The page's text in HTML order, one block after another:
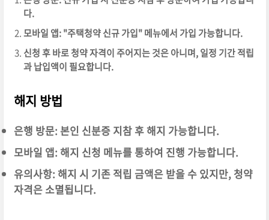
다.
모바일 앱: "주택청약 신규 가입" 메뉴에서 가입 가능합니다.
신청 후 바로 청약 자격이 주어지는 것은 아니며, 일정 기간 적립
과 납입액이 필요합니다.
해지 방법
은행 방문: 본인 신분증 지참 후 해지 가능합니다.
모바일 앱: 해지 신청 메뉴를 통하여 진행 가능합니다.
유의사항: 해지 시 기존 적립 금액은 받을 수 있지만, 청약
자격은 소멸됩니다.